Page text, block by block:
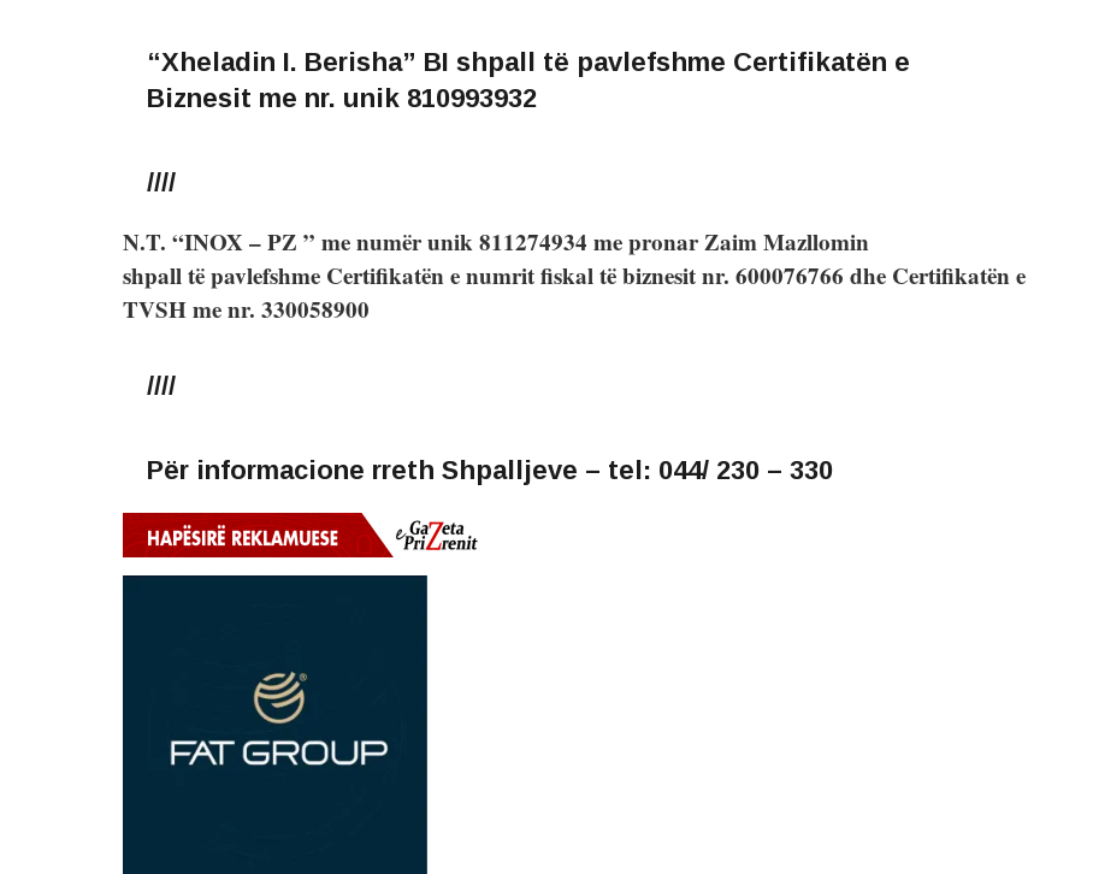
“Xheladin I. Berisha” BI shpall të pavlefshme Certifikatën e
Biznesit me nr. unik 810993932
////
N.T. “INOX – PZ ” me numër unik 811274934 me pronar Zaim Mazllomin
shpall të pavlefshme Certifikatën e numrit fiskal të biznesit nr. 600076766 dhe Certifikatën e
TVSH me nr. 330058900
////
Për informacione rreth Shpalljeve – tel: 044/ 230 – 330